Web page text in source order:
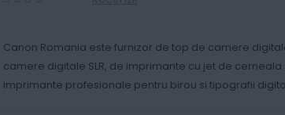
Canon Romania este furnizor de top de camere
camere digitale SLR, de imprimante cu jet de cerneala
imprimante profesionale pentru birou si tipografii